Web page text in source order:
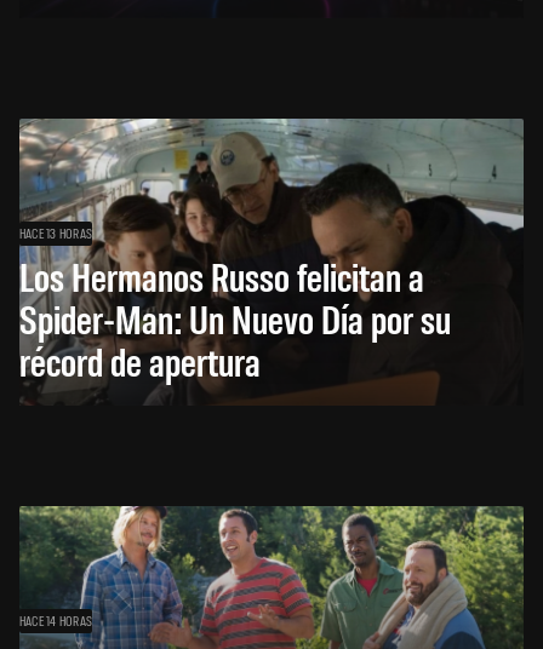
HACE 13 HORAS
Los Hermanos Russo felicitan a
Spider-Man: Un Nuevo Día por su
récord de apertura
HACE 14 HORAS